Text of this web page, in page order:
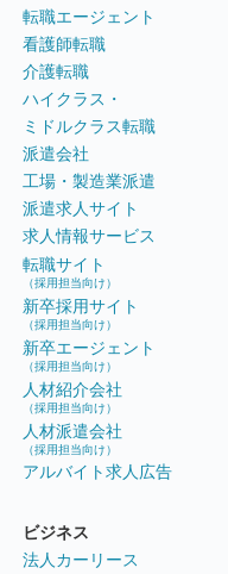
転職エージェント
看護師転職
介護転職
ハイクラス・
ミドルクラス転職
派遣会社
工場・製造業派遣
派遣求人サイト
求人情報サービス
転職サイト
（採用担当向け）
新卒採用サイト
（採用担当向け）
新卒エージェント
（採用担当向け）
人材紹介会社
（採用担当向け）
人材派遣会社
（採用担当向け）
アルバイト求人広告
ビジネス
法人カーリース